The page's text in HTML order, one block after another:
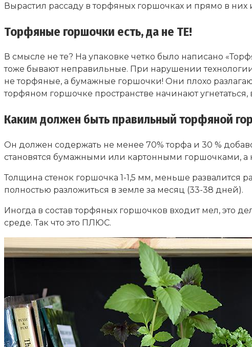
Вырастил рассаду в торфяных горшочках и прямо в
Торфяные горшочки есть, да не ТЕ!
В смысле не те? На упаковке четко было написано
тоже бывают неправильные. При нарушении
не торфяные, а бумажные горшочки! Они плохо
торфяном горшочке пространстве начинают
Каким должен быть правильный торфяной
Он должен содержать не менее 70% торфа и 30 %
становятся бумажными или картонными горшочками, а
Толщина стенок горшочка 1-1,5 мм, меньше развалится
полностью разложиться в земле за месяц (33-38 дней).
Иногда в состав торфяных горшочков входит мел, это
среде. Так что это ПЛЮС.